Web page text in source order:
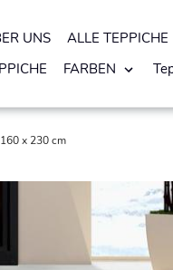
UNS ALLE TEPPICHE
FARBEN
x 230 cm